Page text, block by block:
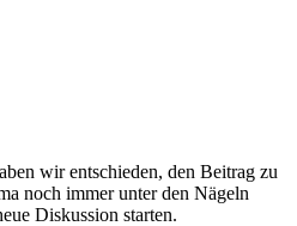
wir entschieden, den Beitrag zu
noch immer unter den Nägeln
Diskussion starten.